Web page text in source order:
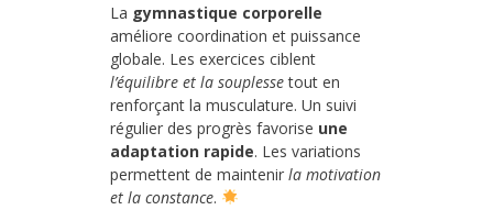
La gymnastique corporelle
améliore coordination et puissance
globale. Les exercices ciblent
l’équilibre et la souplessetout en
renforçant la musculature. Un suivi
régulier des progrès favorise une
adaptation rapide. Les variations
permettent de maintenir la motivation
et la constance.